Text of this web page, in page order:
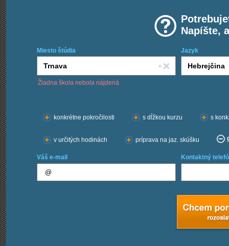
Napíšte,
Miesto štúdia Jazyk
Žiadna škola nebola nájdená
konkrétne pokročilosti
s dĺžkou kurzu s
v určitých hodinách príprava na jaz. skúšku
Váš e-mail Kontaktný